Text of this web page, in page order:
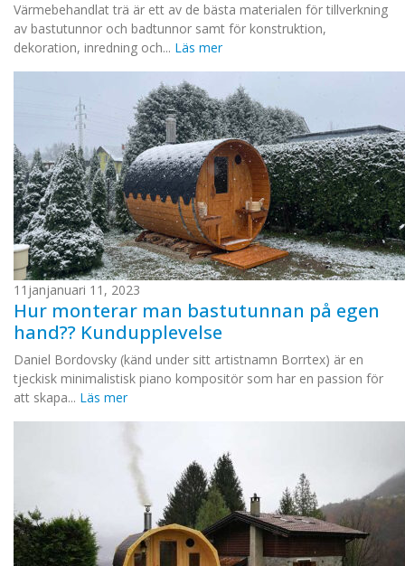
Värmebehandlat trä är ett av de bästa materialen för tillverkning
av bastutunnor och badtunnor samt för konstruktion,
dekoration, inredning och... Läs mer
11 janjanuari 11, 2023
Hur monterar man bastutunnan på egen
hand?? Kundupplevelse
Daniel Bordovsky (känd under sitt artistnamn Borrtex) är en
tjeckisk minimalistisk piano kompositör som har en passion för
att skapa... Läs mer